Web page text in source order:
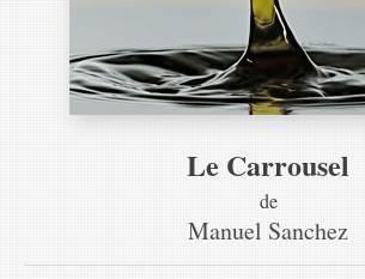
Le Carrousel
de
Manuel Sanchez